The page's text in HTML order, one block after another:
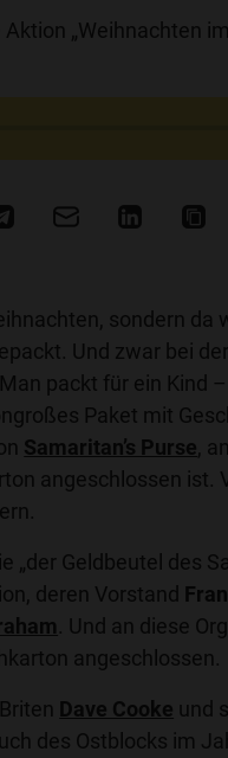
„Weihnachten
sondern da
Und zwar bei
Man packt für ein Kind
Paket mit
Samaritan’s Purse ,
angeschlossen ist.
„der Geldbeutel des
deren Vorstand
. Und an diese
angeschlossen.
Dave Cooke und
des Ostblocks im